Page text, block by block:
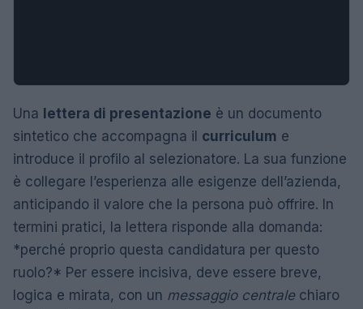
Una lettera di presentazione è un documento
sintetico che accompagna il curriculum e
introduce il profilo al selezionatore. La sua funzione
è collegare l’esperienza alle esigenze dell’azienda,
anticipando il valore che la persona può offrire. In
termini pratici, la lettera risponde alla domanda:
*perché proprio questa candidatura per questo
ruolo?* Per essere incisiva, deve essere breve,
logica e mirata, con un messaggio centralechiaro